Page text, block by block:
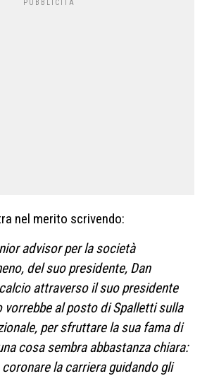
nel merito scrivendo:
advisor per la società
del suo presidente, Dan
attraverso il suo presidente
vorrebbe al posto di Spalletti sulla
per sfruttare la sua fama di
cosa sembra abbastanza chiara:
la carriera guidando gli